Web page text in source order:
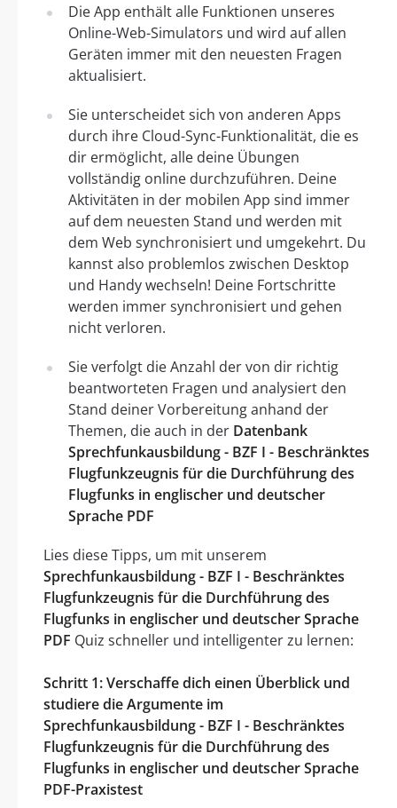
Die App enthält alle Funktionen unseres
Online-Web-Simulators und wird auf allen
Geräten immer mit den neuesten Fragen
aktualisiert.
Sie unterscheidet sich von anderen Apps
durch ihre Cloud-Sync-Funktionalität, die es
dir ermöglicht, alle deine Übungen
vollständig online durchzuführen. Deine
Aktivitäten in der mobilen App sind immer
auf dem neuesten Stand und werden mit
dem Web synchronisiert und umgekehrt. Du
kannst also problemlos zwischen Desktop
und Handy wechseln! Deine Fortschritte
werden immer synchronisiert und gehen
nicht verloren.
Sie verfolgt die Anzahl der von dir richtig
beantworteten Fragen und analysiert den
Stand deiner Vorbereitung anhand der
Themen, die auch in der Datenbank
Sprechfunkausbildung - BZF I - Beschränktes
Flugfunkzeugnis für die Durchführung des
Flugfunks in englischer und deutscher
Sprache PDF
Lies diese Tipps, um mit unserem
Sprechfunkausbildung - BZF I - Beschränktes
Flugfunkzeugnis für die Durchführung des
Flugfunks in englischer und deutscher Sprache
PDF Quiz schneller und intelligenter zu lernen:
Schritt 1: Verschaffe dich einen Überblick und
studiere die Argumente im
Sprechfunkausbildung - BZF I - Beschränktes
Flugfunkzeugnis für die Durchführung des
Flugfunks in englischer und deutscher Sprache
PDF-Praxistest